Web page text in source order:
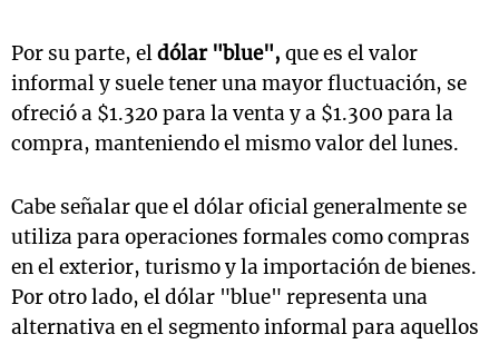
Por su parte, eldólar "blue", que es el valor
informal y suele tener una mayor fluctuación, se
ofreció a $1.320 para la venta y a $1.300 para la
compra, manteniendo el mismo valor del lunes.
Cabe señalar que el dólar oficial generalmente se
utiliza para operaciones formales como compras
en el exterior, turismo y la importación de bienes.
Por otro lado, el dólar "blue" representa una
alternativa en el segmento informal para aquellos